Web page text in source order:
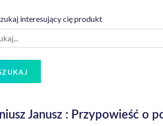
interesujący cię produkt
Janusz : Przypowieść o